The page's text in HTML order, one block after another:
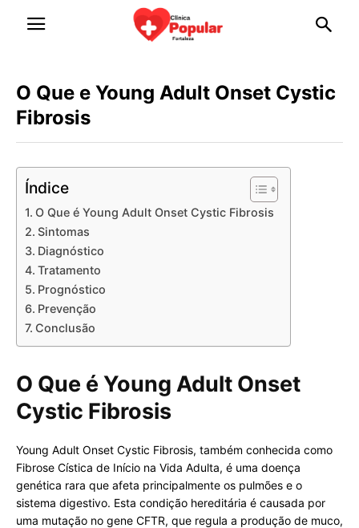
O Que e Young Adult Onset Cystic
Fibrosis
Índice
O Que é Young Adult Onset Cystic Fibrosis
Sintomas
Diagnóstico
Tratamento
Prognóstico
Prevenção
Conclusão
O Que é Young Adult Onset
Cystic Fibrosis
Young Adult Onset Cystic Fibrosis, também conhecida como
Fibrose Cística de Início na Vida Adulta, é uma doença
genética rara que afeta principalmente os pulmões e o
sistema digestivo. Esta condição hereditária é causada por
uma mutação no gene CFTR, que regula a produção de muco,